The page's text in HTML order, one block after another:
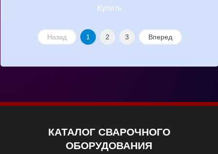
Купить
Назад 1 2 3 Вперед
КАТАЛОГ СВАРОЧНОГО
ОБОРУДОВАНИЯ